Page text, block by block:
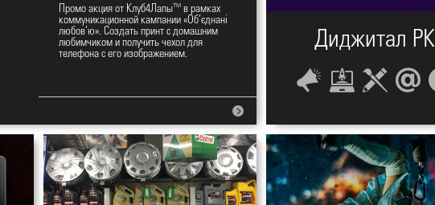
Промо акция от Клуб4Лапы™ в рамках
коммуникационной кампании «Об’єднані
любов’ю». Создать принт с домашним
любимчиком и получить чехол для
телефона с его изображением.
Диджитал РК